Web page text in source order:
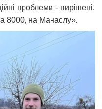
проблеми - вирішені.
8000, на Манаслу».